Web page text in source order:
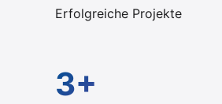
Erfolgreiche Projekte
3+